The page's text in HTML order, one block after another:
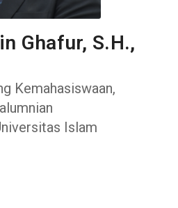
Ghafur, S.H.,
Kemahasiswaan,
Islam